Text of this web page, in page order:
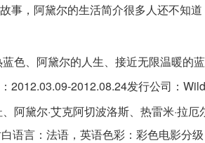
事，阿黛尔的生活简介很多人还不知
色、阿黛尔的人生、接近无限温暖的蓝
2012.03.09-2012.08.24发行公司：
阿黛尔·艾克阿切波洛斯、热雷米·拉厄
语言：法语，英语色彩：彩色电影分级